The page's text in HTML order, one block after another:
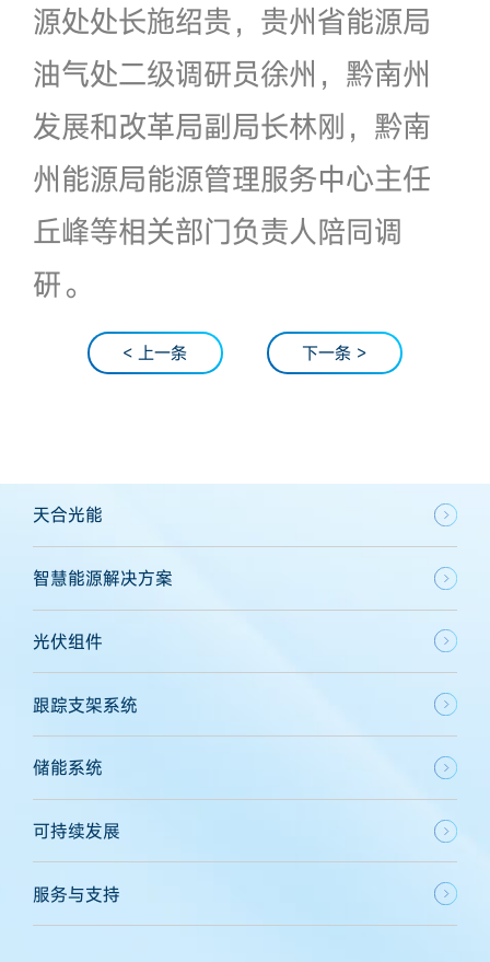
源处处长施绍贵，贵州省能源局
油气处二级调研员徐州，黔南州
发展和改革局副局长林刚，黔南
州能源局能源管理服务中心主任
丘峰等相关部门负责人陪同调
研。
< 上一条 下一条 >
天合光能
智慧能源解决方案
光伏组件
跟踪支架系统
储能系统
可持续发展
服务与支持